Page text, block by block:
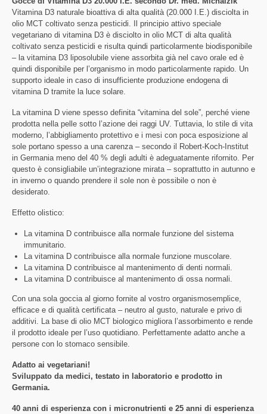
Vitamina D3 naturale bioattiva di alta qualità (20.000 I.E.) disciolta in
olio MCT coltivato senza pesticidi. Il principio attivo speciale
vegetariano di vitamina D3 è disciolto in olio MCT di alta qualità
coltivato senza pesticidi e risulta quindi particolarmente biodisponibile
– la vitamina D3 liposolubile viene assorbita già nel cavo orale ed è
quindi disponibile per l’organismo in modo particolarmente rapido. Un
supporto ideale in caso di insufficiente produzione endogena di
vitamina D tramite la luce solare.
La vitamina D viene spesso definita “vitamina del sole”, perché viene
prodotta nella pelle sotto l’azione dei raggi UV. Tuttavia, lo stile di vita
moderno, l’abbigliamento protettivo e i mesi con poca esposizione al
sole portano spesso a una carenza – secondo il Robert-Koch-Institut
in Germania meno del 40 % degli adulti è adeguatamente rifornito. Per
questo è consigliabile un’integrazione mirata – soprattutto in autunno e
in inverno o quando prendere il sole non è possibile o non è
desiderato.
Effetto olistico:
La vitamina D contribuisce alla normale funzione del sistema
immunitario.
La vitamina D contribuisce alla normale funzione muscolare.
La vitamina D contribuisce al mantenimento di denti normali.
La vitamina D contribuisce al mantenimento di ossa normali.
Con una sola goccia al giorno fornite al vostro organismosemplice,
efficace e di qualità certificata – neutro al gusto, naturale e privo di
additivi. La base di olio MCT biologico migliora l’assorbimento e rende
il prodotto ideale per l’uso quotidiano. Perfettamente adatto anche a
persone con lo stomaco sensibile.
Adatto ai vegetariani!
Sviluppato da medici, testato in laboratorio e prodotto in
Germania.
40 anni di esperienza con i micronutrienti e 25 anni di esperienza